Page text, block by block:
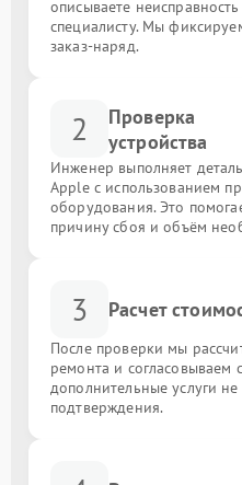
описываете
специалисту. Мы
заказ-наряд.
2
Проверка
устройства
Инженер выполняет
Apple с использованием
оборудования. Это
причину сбоя и объём
3 Расчет
После проверки мы
ремонта и согласовываем
дополнительные услуги
подтверждения.